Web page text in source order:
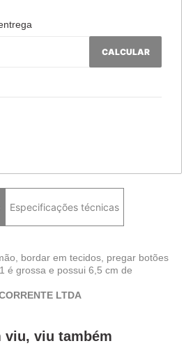
CALCULAR
Especificações técnicas
bordar em tecidos, pregar botões
é grossa e possui 6,5 cm de
LTDA
viu, viu também